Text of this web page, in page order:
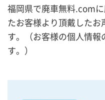
福岡県で廃車無料.com
たお客様より頂戴した
す。（お客様の個人情
す。）